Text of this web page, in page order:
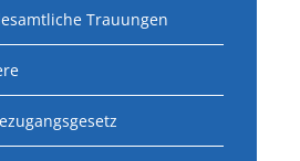
Trauungen